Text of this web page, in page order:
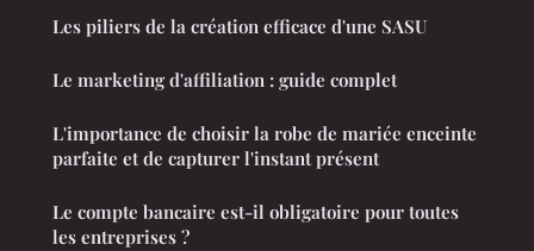
Les piliers de la création efficace d'une SASU
Le marketing d'affiliation : guide complet
L'importance de choisir la robe de mariée enceinte
parfaite et de capturer l'instant présent
Le compte bancaire est-il obligatoire pour toutes
les entreprises ?